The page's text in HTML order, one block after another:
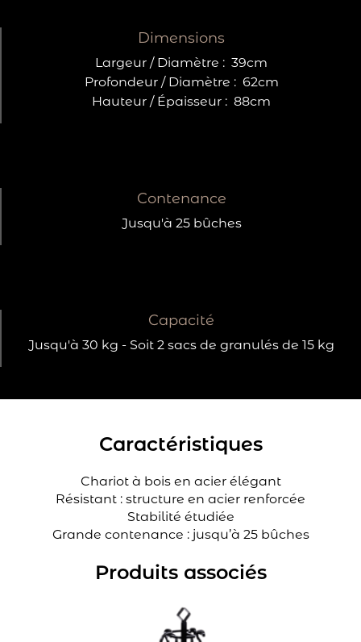
Dimensions
Largeur / Diamètre : 39cm
Profondeur / Diamètre : 62cm
Hauteur / Épaisseur : 88cm
Contenance
Jusqu'à 25 bûches
Capacité
Jusqu'à 30 kg - Soit 2 sacs de granulés de 15 kg
Caractéristiques
Chariot à bois en acier élégant
Résistant : structure en acier renforcée
Stabilité étudiée
Grande contenance : jusqu’à 25 bûches
Produits associés